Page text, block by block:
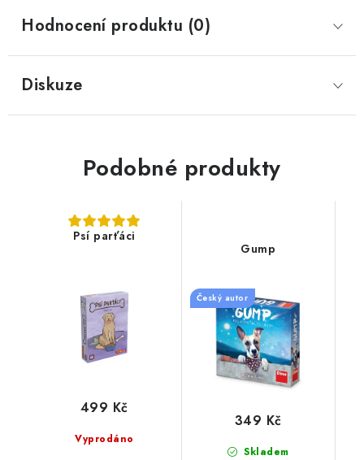
Hodnocení produktu (0)
Diskuze
Podobné produkty
Psí parťáci
Vyprodáno
499 Kč
Gump
Český autor
Skladem
349 Kč